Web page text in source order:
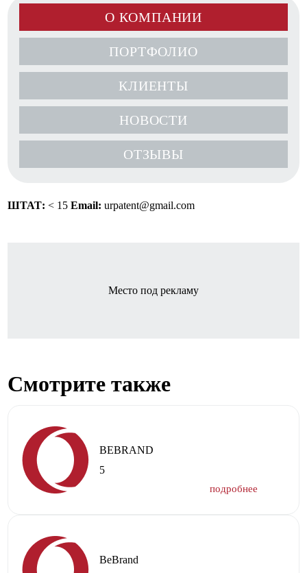
О КОМПАНИИ
ПОРТФОЛИО
КЛИЕНТЫ
НОВОСТИ
ОТЗЫВЫ
ШТАТ: < 15Email: urpatent@gmail.com
Место под рекламу
Смотрите также
BEBRAND
5
BeBrand